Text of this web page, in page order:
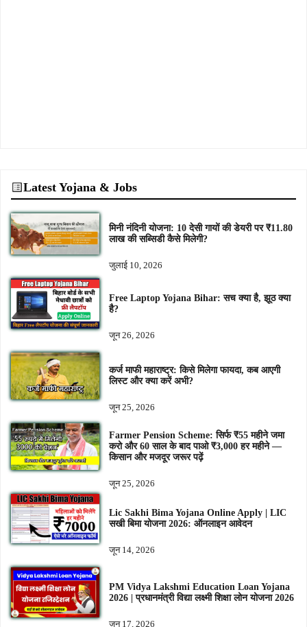
Latest Yojana & Jobs
मिनी नंदिनी योजना: 10 देसी गायों की डेयरी पर ₹11.80
लाख की सब्सिडी कैसे मिलेगी?
जुलाई 10, 2026
Free Laptop Yojana Bihar: सच क्या है, झूठ क्या
है?
जून 26, 2026
कर्ज माफी महाराष्ट्र: किसे मिलेगा फायदा, कब आएगी
लिस्ट और क्या करें अभी?
जून 25, 2026
Farmer Pension Scheme: सिर्फ ₹55 महीने जमा
करो और 60 साल के बाद पाओ ₹3,000 हर महीने —
किसान और मजदूर जरूर पढ़ें
जून 25, 2026
Lic Sakhi Bima Yojana Online Apply | LIC
सखी बिमा योजना 2026: ऑनलाइन आवेदन
जून 14, 2026
PM Vidya Lakshmi Education Loan Yojana
2026 | प्रधानमंत्री विद्या लक्ष्मी शिक्षा लोन योजना 2026
जून 17, 2026